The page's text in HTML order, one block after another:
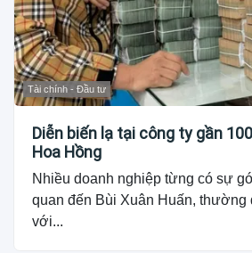
Tài chính - Đầu tư
Diễn biến lạ tại công ty gần
Hoa Hồng
Nhiều doanh nghiệp từng có sự
quan đến Bùi Xuân Huấn, thường
với...